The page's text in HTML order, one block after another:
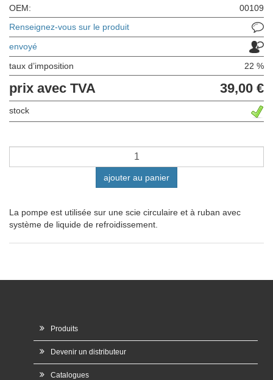
OEM:
00109
Renseignez-vous sur le produit
envoyé
taux d’imposition 22 %
prix avec TVA 39,00 €
stock
ajouter au panier
La pompe est utilisée sur une scie circulaire et à ruban avec
système de liquide de refroidissement.
Produits
Devenir un distributeur
Catalogues